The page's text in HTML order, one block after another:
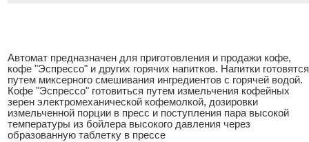
Автомат предназначен для приготовления и продажи кофе,
кофе "Эспрессо" и других горячих напитков. Напитки готовятся
путем миксерного смешивания ингредиентов с горячей водой.
Кофе "Эспрессо" готовиться путем измельчения кофейных
зерен электромеханической кофемолкой, дозировки
измельченной порции в пресс и поступления пара высокой
температуры из бойлера высокого давления через
образованную таблетку в прессе